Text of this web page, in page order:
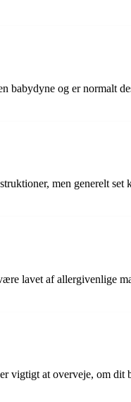
babydyne og er normalt
men generelt set
lavet af allergivenlige
vigtigt at overveje, om dit